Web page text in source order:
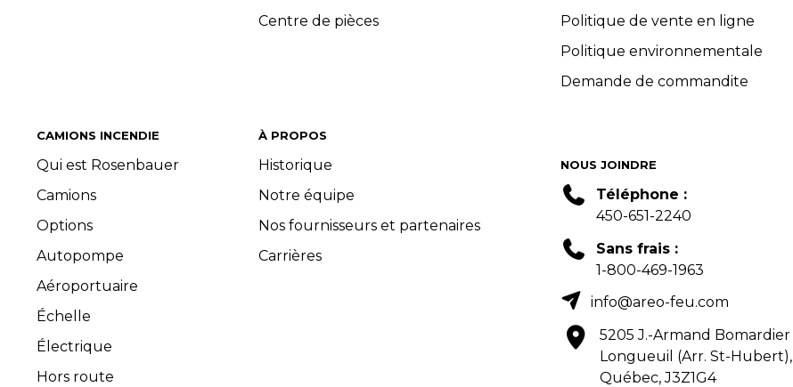
CAMIONS INCENDIE
Qui est Rosenbauer
Camions
Options
Autopompe
Aéroportuaire
Échelle
Électrique
Hors route
Centre de pièces
À PROPOS
Historique
Notre équipe
Nos fournisseurs et partenaires
Carrières
Politique de vente en ligne
Politique environnementale
Demande de commandite
NOUS JOINDRE
Téléphone :
450-651-2240
Sans frais :
1-800-469-1963
info@areo-feu.com
5205 J.-Armand Bomardier
Longueuil (Arr. St-Hubert),
Québec, J3Z1G4